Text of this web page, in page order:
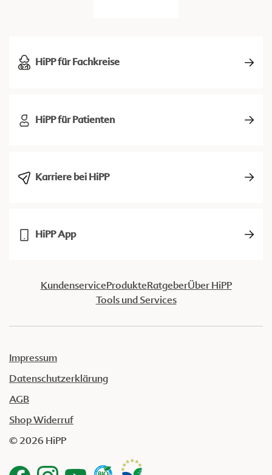
HiPP für Fachkreise
HiPP für Patienten
Karriere bei HiPP
HiPP App
KundenserviceProdukteRatgeberÜber HiPP
Tools und Services
Impressum
Datenschutzerklärung
AGB
Shop Widerruf
© 2026 HiPP